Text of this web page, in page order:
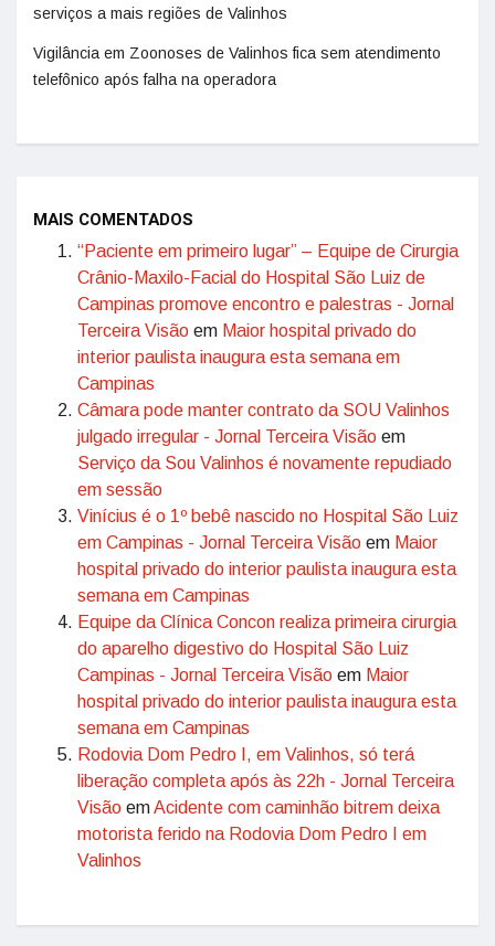
serviços a mais regiões de Valinhos
Vigilância em Zoonoses de Valinhos fica sem atendimento
telefônico após falha na operadora
MAIS COMENTADOS
“Paciente em primeiro lugar” – Equipe de Cirurgia
Crânio-Maxilo-Facial do Hospital São Luiz de
Campinas promove encontro e palestras - Jornal
Terceira Visão em Maior hospital privado do
interior paulista inaugura esta semana em
Campinas
Câmara pode manter contrato da SOU Valinhos
julgado irregular - Jornal Terceira Visão em
Serviço da Sou Valinhos é novamente repudiado
em sessão
Vinícius é o 1º bebê nascido no Hospital São Luiz
em Campinas - Jornal Terceira Visão em Maior
hospital privado do interior paulista inaugura esta
semana em Campinas
Equipe da Clínica Concon realiza primeira cirurgia
do aparelho digestivo do Hospital São Luiz
Campinas - Jornal Terceira Visão em Maior
hospital privado do interior paulista inaugura esta
semana em Campinas
Rodovia Dom Pedro I, em Valinhos, só terá
liberação completa após às 22h - Jornal Terceira
Visão emAcidente com caminhão bitrem deixa
motorista ferido na Rodovia Dom Pedro I em
Valinhos